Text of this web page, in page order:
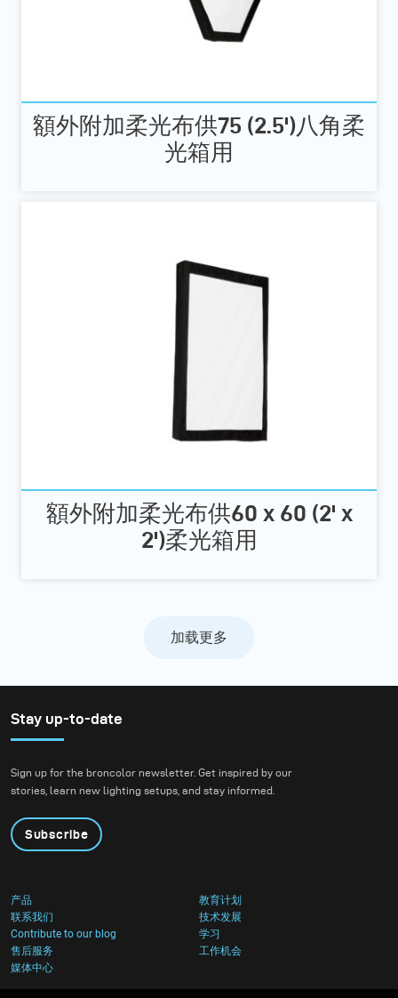
額外附加柔光布供75 (2.5')八角柔
光箱用
額外附加柔光布供60 x 60 (2' x
2')柔光箱用
加载更多
Stay up-to-date
Sign up for the broncolor newsletter. Get inspired by our
stories, learn new lighting setups, and stay informed.
Subscribe
产品
教育计划
联系我们
技术发展
Contribute to our blog
学习
售后服务
工作机会
媒体中心